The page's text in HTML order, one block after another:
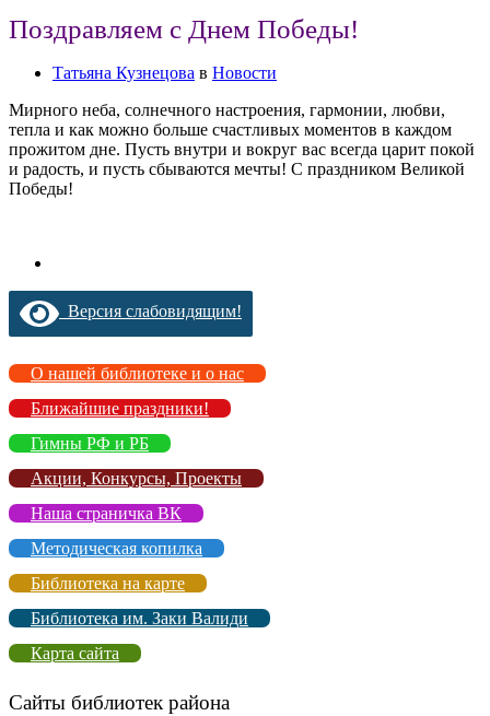
Поздравляем с Днем Победы!
Татьяна Кузнецова в Новости
Мирного неба, солнечного настроения, гармонии, любви,
тепла и как можно больше счастливых моментов в каждом
прожитом дне. Пусть внутри и вокруг вас всегда царит покой
и радость, и пусть сбываются мечты! С праздником Великой
Победы!
Версия слабовидящим!
О нашей библиотеке и о нас
Ближайшие праздники!
Гимны РФ и РБ
Акции, Конкурсы, Проекты
Наша страничка ВК
Методическая копилка
Библиотека на карте
Библиотека им. Заки Валиди
Карта сайта
Сайты библиотек района